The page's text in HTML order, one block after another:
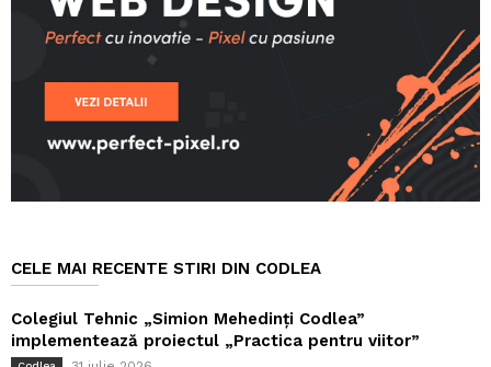
CELE MAI RECENTE STIRI DIN CODLEA
Colegiul Tehnic „Simion Mehedinți Codlea”
implementează proiectul „Practica pentru viitor”